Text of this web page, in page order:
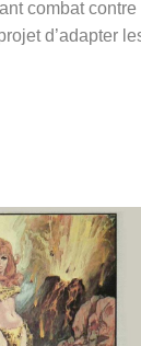
combat
d’adapter